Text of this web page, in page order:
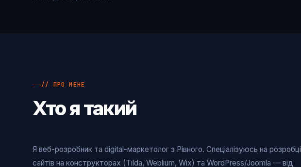
// ПРО МЕНЕ
Хто я такий
Я веб-розробник та digital-маркетолог з Рівного. Спеціалізуюсь на розробці
сайтів на конструкторах (Tilda, Weblium, Wix) та WordPress/Joomla — від